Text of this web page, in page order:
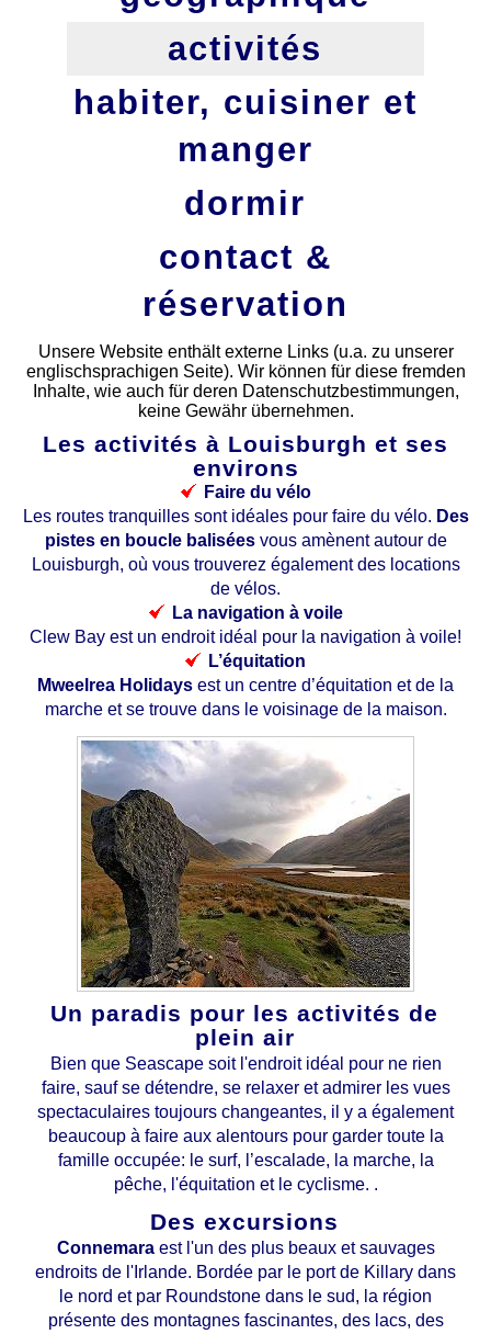
activités
habiter, cuisiner et
manger
dormir
contact &
réservation
Unsere Website enthält externe Links (u.a. zu unserer
englischsprachigen Seite). Wir können für diese fremden
Inhalte, wie auch für deren Datenschutzbestimmungen,
keine Gewähr übernehmen.
Les activités à Louisburgh et ses
environs
Faire du vélo
Les routes tranquilles sont idéales pour faire du vélo. Des
pistes en boucle baliséesvous amènent autour de
Louisburgh, où vous trouverez également des locations
de vélos.
La navigation à voile
Clew Bay est un endroit idéal pour la navigation à voile!
L’équitation
Mweelrea Holidays est un centre d’équitation et de la
marche et se trouve dans le voisinage de la maison.
Un paradis pour les activités de
plein air
Bien que Seascape soit l'endroit idéal pour ne rien
faire, sauf se détendre, se relaxer et admirer les vues
spectaculaires toujours changeantes, il y a également
beaucoup à faire aux alentours pour garder toute la
famille occupée: le surf, l’escalade, la marche, la
pêche, l'équitation et le cyclisme. .
Des excursions
Connemaraest l'un des plus beaux et sauvages
endroits de l'Irlande. Bordée par le port de Killary dans
le nord et par Roundstone dans le sud, la région
présente des montagnes fascinantes, des lacs, des